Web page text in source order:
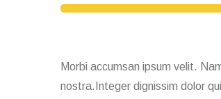
Morbi accumsan ipsum velit.
nostra.Integer dignissim dolor